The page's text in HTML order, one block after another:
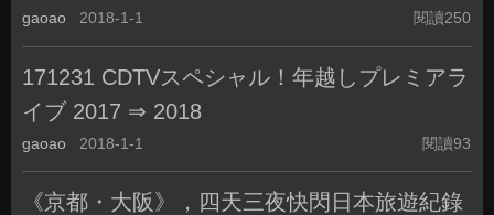
gaoao 2018-1-1 閱讀250
171231 CDTVスペシャル！年越しプレミアラ
イブ 2017 ⇒ 2018
gaoao 2018-1-1 閱讀93
《京都・大阪》，四天三夜快閃日本旅遊紀錄